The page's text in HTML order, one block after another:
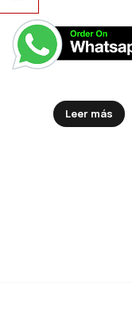
Leer más